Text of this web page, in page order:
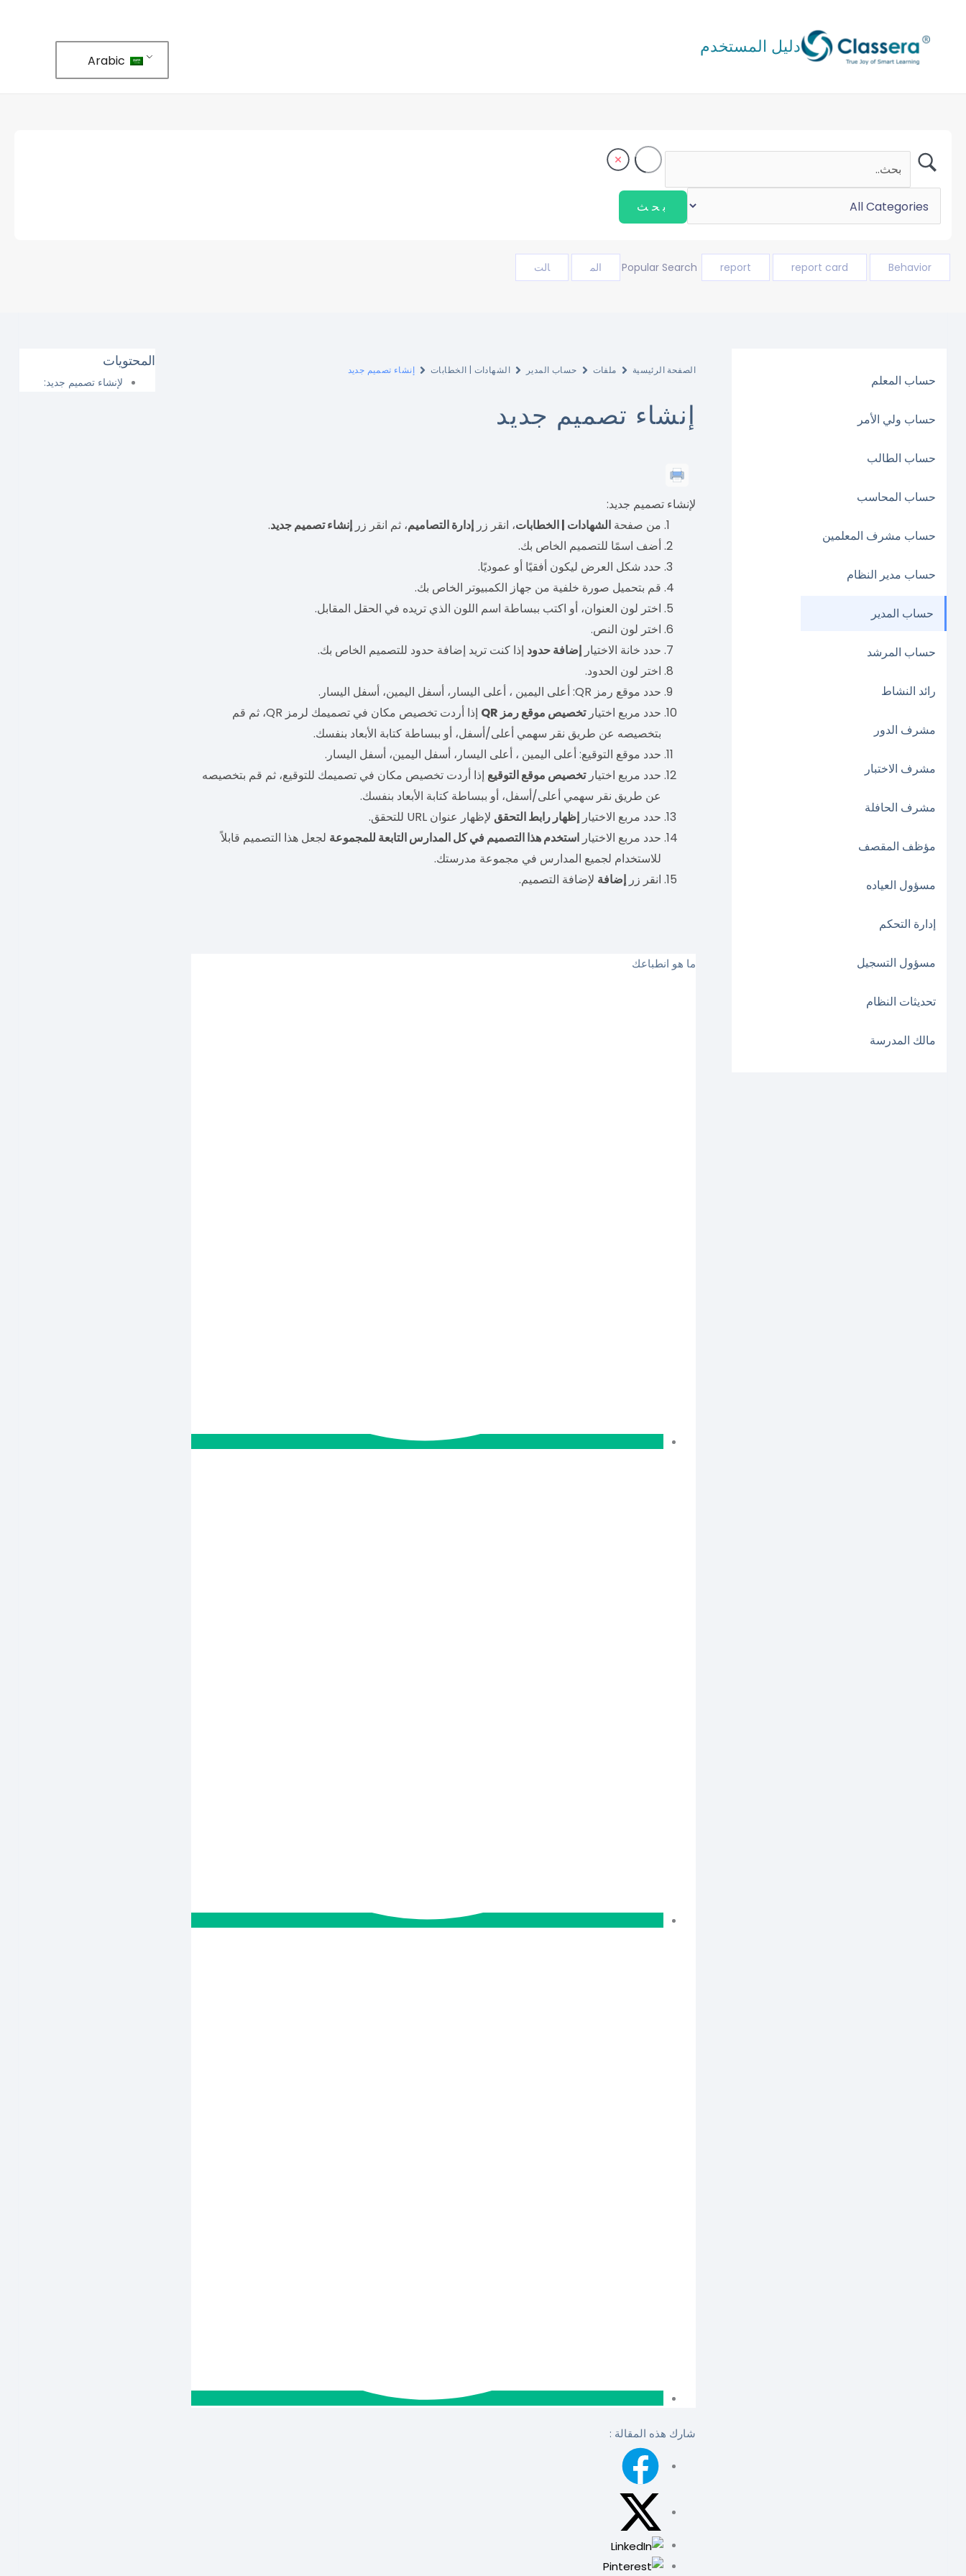
المحتوى
دليل المستخدم
Popular Search report report card Behavior الم الت
حساب المعلم
حساب ولي الأمر
حساب الطالب
حساب المحاسب
حساب مشرف المعلمين
حساب مدير النظام
حساب المدير
حساب المرشد
رائد النشاط
مشرف الدور
مشرف الاختبار
مشرف الحافلة
مؤظف المقصف
مسؤول العياده
إدارة التحكم
مسؤول التسجيل
تحديثات النظام
مالك المدرسة
الصفحة الرئيسية ملفات حساب المدير الشهادات | الخطابات إنشاء تصميم جديد
إنشاء تصميم جديد
لإنشاء تصميم جديد:
من صفحة الشهادات | الخطابات، انقر زر إدارة التصاميم، ثم انقر زر إنشاء تصميم جديد.
أضف اسمًا للتصميم الخاص بك.
حدد شكل العرض ليكون أفقيًا أو عموديًا.
قم بتحميل صورة خلفية من جهاز الكمبيوتر الخاص بك.
اختر لون العنوان، أو اكتب ببساطة اسم اللون الذي تريده في الحقل المقابل.
اختر لون النص.
حدد خانة الاختيار إضافة حدود إذا كنت تريد إضافة حدود للتصميم الخاص بك.
اختر لون الحدود.
حدد موقع رمز QR: أعلى اليمين ، أعلى اليسار، أسفل اليمين، أسفل اليسار.
حدد مربع اختيارتخصيص موقع رمز QR
إذا أردت تخصيص مكان في تصميمك لرمز QR، ثم قم
بتخصيصه عن طريق نقر سهمي أعلى/أسفل، أو ببساطة كتابة الأبعاد بنفسك.
حدد موقع التوقيع: أعلى اليمين ، أعلى اليسار، أسفل اليمين، أسفل اليسار.
حدد مربع اختيارتخصيص موقع التوقيع إذا أردت تخصيص مكان في تصميمك للتوقيع، ثم قم بتخصيصه
عن طريق نقر سهمي أعلى/أسفل، أو ببساطة كتابة الأبعاد بنفسك.
حدد مربع الاختيار إظهار رابط التحقق لإظهار عنوان URL للتحقق.
حدد مربع الاختيار استخدم هذا التصميم في كل المدارس التابعة للمجموعة لجعل هذا التصميم قابلاً
للاستخدام لجميع المدارس في مجموعة مدرستك.
انقر زر إضافة لإضافة التصميم.
ما هو انطباعك
شارك هذه المقالة :
المحتويات
لإنشاء تصميم جديد: